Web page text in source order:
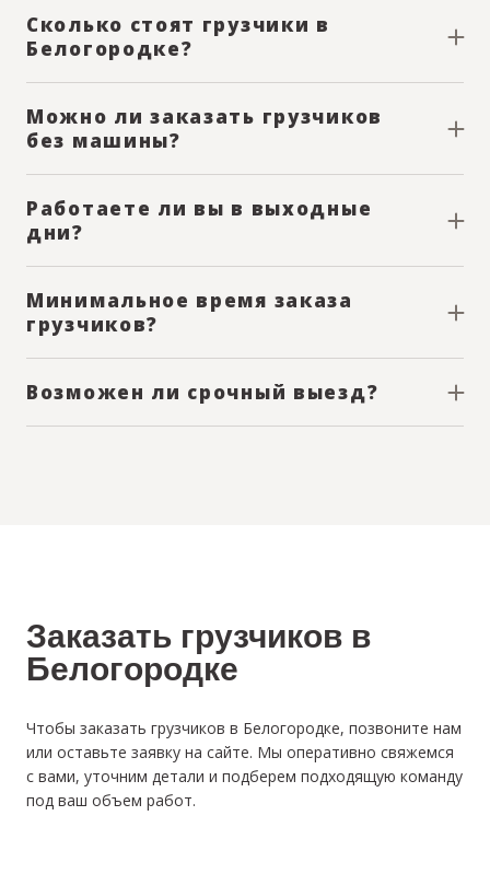
Сколько стоят грузчики в
Белогородке?
Можно ли заказать грузчиков
без машины?
Работаете ли вы в выходные
дни?
Минимальное время заказа
грузчиков?
Возможен ли срочный выезд?
Заказать грузчиков в
Белогородке
Чтобы заказать грузчиков в Белогородке, позвоните нам
или оставьте заявку на сайте. Мы оперативно свяжемся
с вами, уточним детали и подберем подходящую команду
под ваш объем работ.